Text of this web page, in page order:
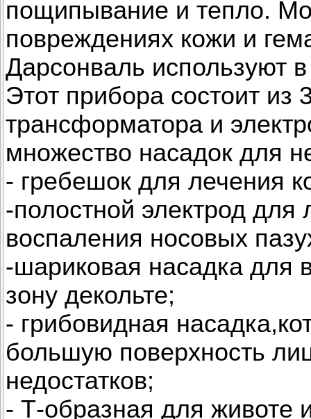
пощипывание и тепло.
повреждениях кожи и
Дарсонваль используют
Этот прибора состоит из
трансформатора и
множество насадок для
- гребешок для лечения
-полостной электрод
воспаления носовых
-шариковая насадка для
зону декольте;
- грибовидная
большую поверхность
недостатков;
- Т-образная для животе